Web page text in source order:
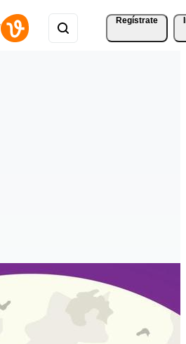
Regístrate